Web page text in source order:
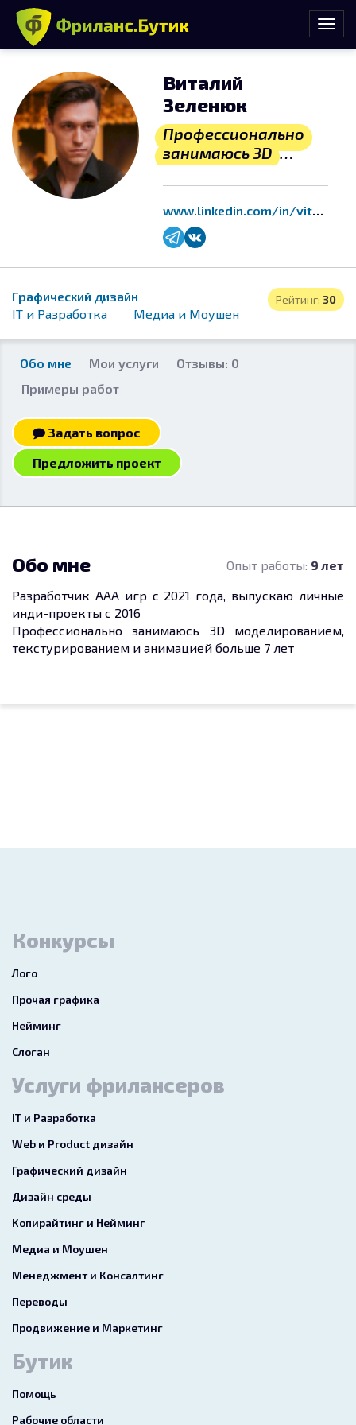
Виталий
Зеленюк
Профессионально
занимаюсь 3D
больше 7 лет
www.linkedin.com/in/vitalii-zeleniuk/
Рейтинг: 30
Графический дизайн
IT и Разработка
Медиа и Моушен
Обо мне Мои услуги
Отзывы: 0
Примеры работ
Задать вопрос
Предложить проект
Обо мне Опыт работы: 9 лет
Разработчик ААА игр с 2021 года, выпускаю личные
инди-проекты с 2016
Профессионально занимаюсь 3D моделированием,
текстурированием и анимацией больше 7 лет
Конкурсы
Лого
Прочая графика
Нейминг
Слоган
Услуги фрилансеров
IT и Разработка
Web и Product дизайн
Графический дизайн
Дизайн среды
Копирайтинг и Нейминг
Медиа и Моушен
Менеджмент и Консалтинг
Переводы
Продвижение и Маркетинг
Бутик
Помощь
Рабочие области